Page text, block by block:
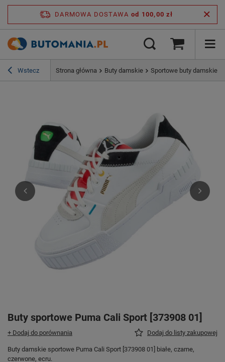
DARMOWA DOSTAWA od 100,00 zł
Wstecz Strona główna Buty damskie Sportowe buty damskie
Buty sportowe Puma Cali Sport [373908 01]
+ Dodaj do porównania Dodaj do listy zakupowej
Buty damskie sportowe Puma Cali Sport [373908 01] białe, czarne,
czerwone, ecru.